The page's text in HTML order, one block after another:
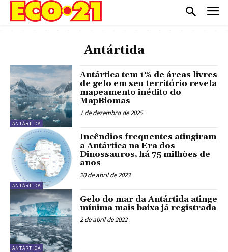
Antártida
ANTÁRTIDA
Antártica tem 1% de áreas livres
de gelo em seu território revela
mapeamento inédito do
MapBiomas
1 de dezembro de 2025
ANTÁRTIDA
Incêndios frequentes atingiram
a Antártica na Era dos
Dinossauros, há 75 milhões de
anos
20 de abril de 2023
ANTÁRTIDA
Gelo do mar da Antártida atinge
mínima mais baixa já registrada
2 de abril de 2022